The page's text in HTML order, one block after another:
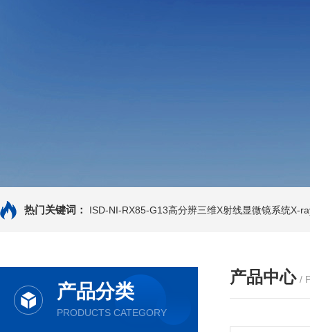
热门关键词： ISD-NI-RX85-G13高分辨三维X射线显微镜系统X-
产品分类
PRODUCTS CATEGORY
产品中心 /